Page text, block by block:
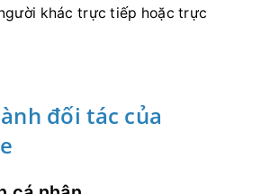
khác trực tiếp hoặc trực
đối tác của